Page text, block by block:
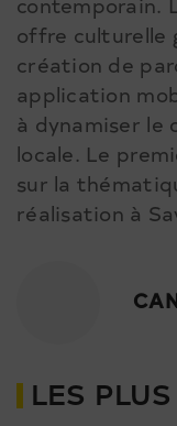
offre culturelle
création de
application
à dynamiser le
locale. Le
sur la
réalisation à
LES